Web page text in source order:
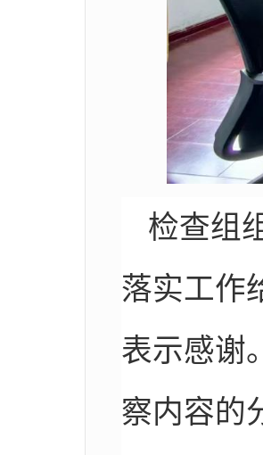
检查组
落实工作
表示感谢
察内容的